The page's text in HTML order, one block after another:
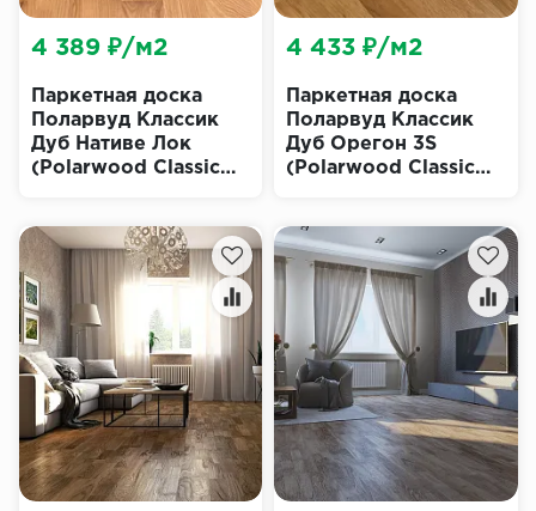
Паркетная доска
Поларвуд Классик
Дуб Нативе Лок
(Polarwood Classic
4 389 ₽/м2
Паркетная доска
Поларвуд Классик
Дуб Орегон 3S
(Polarwood Classic
4 433 ₽/м2